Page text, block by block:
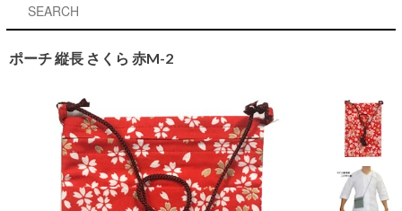
ポーチ 縦長 さくら 赤M-2